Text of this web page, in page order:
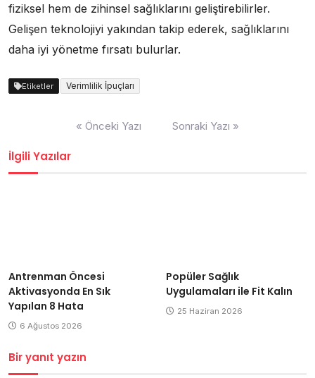
fiziksel hem de zihinsel sağlıklarını geliştirebilirler.
Gelişen teknolojiyi yakından takip ederek, sağlıklarını
daha iyi yönetme fırsatı bulurlar.
Etiketler Verimlilik İpuçları
« Önceki Yazı Sonraki Yazı »
İlgili Yazılar
Antrenman Öncesi
Aktivasyonda En Sık
Yapılan 8 Hata
6 Ağustos 2026
Popüler Sağlık
Uygulamaları ile Fit Kalın
25 Haziran 2026
Bir yanıt yazın